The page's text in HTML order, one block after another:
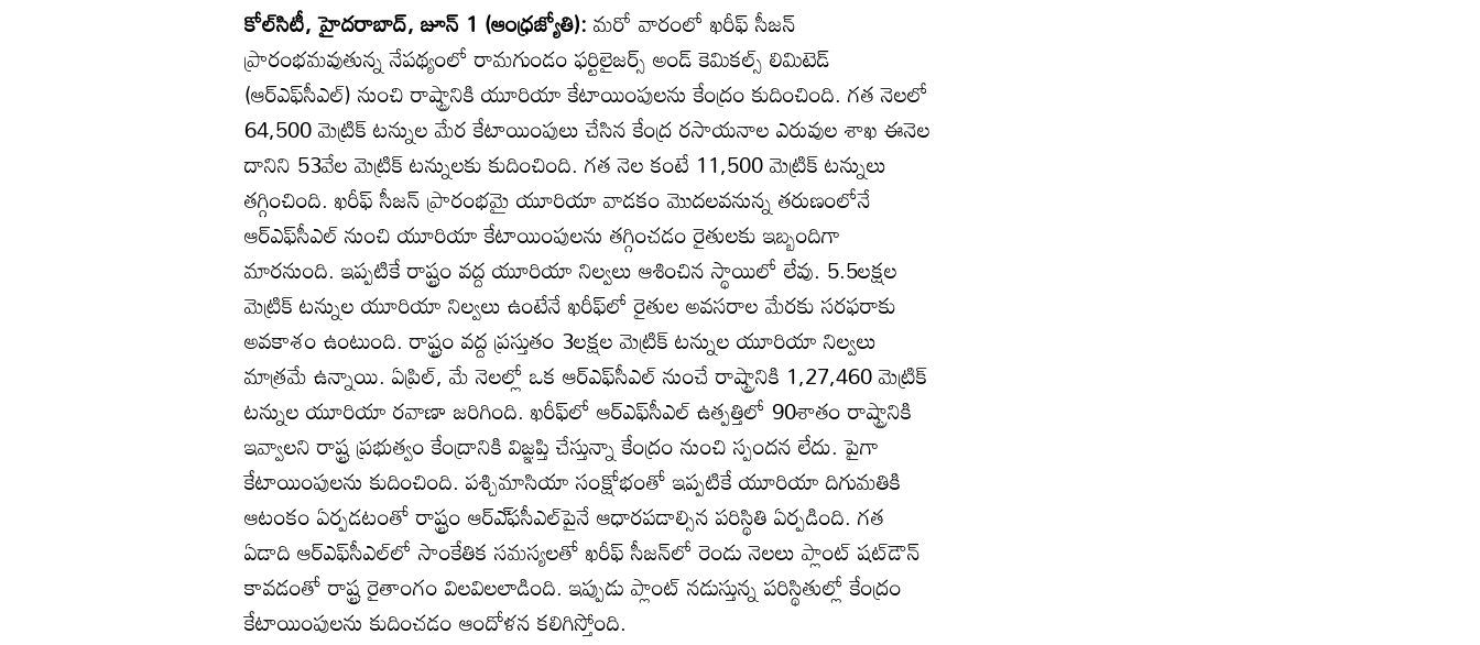
కోల్‌సిటీ, హైదరాబాద్‌, జూన్‌ 1 (ఆంధ్రజ్యోతి):మరో వారంలో ఖరీఫ్‌ సీజన్‌
ప్రారంభమవుతున్న నేపథ్యంలో రామగుండం ఫర్టిలైజర్స్‌ అండ్‌ కెమికల్స్‌ లిమిటెడ్‌
(ఆర్‌ఎఫ్‌సీఎల్‌) నుంచి రాష్ట్రానికి యూరియా కేటాయింపులను కేంద్రం కుదించింది. గత నెలలో
64,500 మెట్రిక్‌ టన్నుల మేర కేటాయింపులు చేసిన కేంద్ర రసాయనాల ఎరువుల శాఖ ఈనెల
దానిని 53వేల మెట్రిక్‌ టన్నులకు కుదించింది. గత నెల కంటే 11,500 మెట్రిక్‌ టన్నులు
తగ్గించింది. ఖరీఫ్‌ సీజన్‌ ప్రారంభమై యూరియా వాడకం మొదలవనున్న తరుణంలోనే
ఆర్‌ఎఫ్‌సీఎల్‌ నుంచి యూరియా కేటాయింపులను తగ్గించడం రైతులకు ఇబ్బందిగా
మారనుంది. ఇప్పటికే రాష్ట్రం వద్ద యూరియా నిల్వలు ఆశించిన స్థాయిలో లేవు. 5.5లక్షల
మెట్రిక్‌ టన్నుల యూరియా నిల్వలు ఉంటేనే ఖరీఫ్‌లో రైతుల అవసరాల మేరకు సరఫరాకు
అవకాశం ఉంటుంది. రాష్ట్రం వద్ద ప్రస్తుతం 3లక్షల మెట్రిక్‌ టన్నుల యూరియా నిల్వలు
మాత్రమే ఉన్నాయి. ఏప్రిల్‌, మే నెలల్లో ఒక ఆర్‌ఎఫ్‌సీఎల్‌ నుంచే రాష్ట్రానికి 1,27,460 మెట్రిక్‌
టన్నుల యూరియా రవాణా జరిగింది. ఖరీఫ్‌లో ఆర్‌ఎఫ్‌సీఎల్‌ ఉత్పత్తిలో 90శాతం రాష్ట్రానికి
ఇవ్వాలని రాష్ట్ర ప్రభుత్వం కేంద్రానికి విజ్ఞప్తి చేస్తున్నా కేంద్రం నుంచి స్పందన లేదు. పైగా
కేటాయింపులను కుదించింది. పశ్చిమాసియా సంక్షోభంతో ఇప్పటికే యూరియా దిగుమతికి
ఆటంకం ఏర్పడటంతో రాష్ట్రం ఆర్‌ఎ్‌ఫసీఎల్‌పైనే ఆధారపడాల్సిన పరిస్థితి ఏర్పడింది. గత
ఏడాది ఆర్‌ఎఫ్‌సీఎల్‌లో సాంకేతిక సమస్యలతో ఖరీఫ్‌ సీజన్‌లో రెండు నెలలు ప్లాంట్‌ షట్‌డౌన్‌
కావడంతో రాష్ట్ర రైతాంగం విలవిలలాడింది. ఇప్పుడు ప్లాంట్‌ నడుస్తున్న పరిస్థితుల్లో కేంద్రం
కేటాయింపులను కుదించడం ఆందోళన కలిగిస్తోంది.